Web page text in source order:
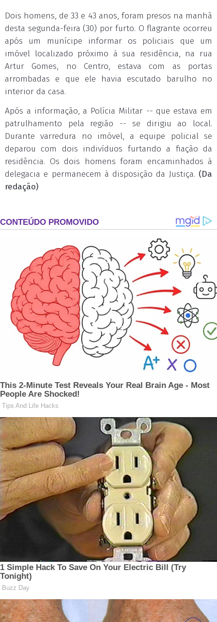
Dois homens, de 33 e 43 anos, foram presos na manhã
desta segunda-feira (30) por furto. O flagrante ocorreu
após um munícipe informar os policiais que um
imóvel localizado próximo à sua residência, na rua
Artur Gomes, no Centro, estava com as portas
arrombadas e que ele havia escutado barulho no
interior da casa.
Após a informação, a Polícia Militar -- que estava em
patrulhamento pela região -- se dirigiu ao local.
Durante varredura no imóvel, a equipe policial se
deparou com dois indivíduos furtando a fiação da
residência. Os dois homens foram encaminhados à
delegacia e permanecem à disposição da Justiça. (Da
redação)